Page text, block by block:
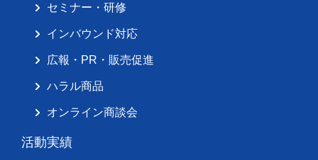
セミナー・研修
インバウンド対応
広報・PR・販売促進
ハラル商品
オンライン商談会
活動実績